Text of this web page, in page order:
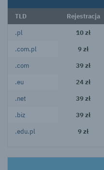
TLD Rejestracja
.pl 10 zł
.com.pl 9 zł
.com 39 zł
.eu 24 zł
.net 39 zł
.biz 39 zł
.edu.pl 9 zł